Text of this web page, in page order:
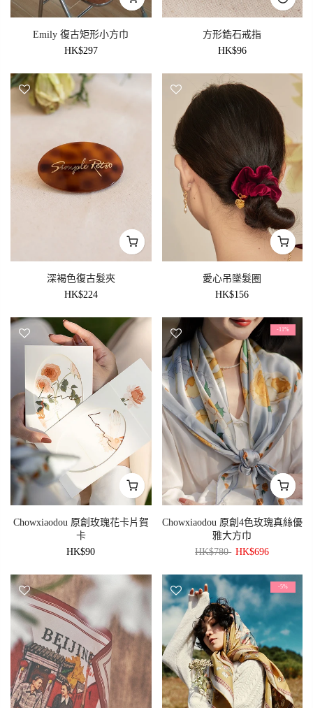
Emily 復古矩形小方巾
HK$297
方形鋯石戒指
HK$96
深褐色復古髮夾
HK$224
愛心吊墜髮圈
HK$156
Chowxiaodou 原創玫瑰花卡片賀
卡
HK$90
-11%
Chowxiaodou 原創4色玫瑰真絲優
雅大方巾
HK$780 HK$696
-5%